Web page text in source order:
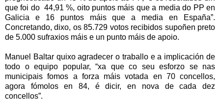
que foi do 44,91 %, oito puntos máis que a media do PP en
Galicia e 16 puntos máis que a media en España”.
Concretando, dixo, os 85.729 votos recibidos supoñen preto
de 5.000 sufraxios máis e un punto máis de apoio.
Manuel Baltar quixo agradecer o traballo e a implicación de
todo o equipo popular, “xa que co seu esforzo se nas
municipais fomos a forza máis votada en 70 concellos,
agora fómolos en 84, é dicir, en nova de cada dez
concellos”.